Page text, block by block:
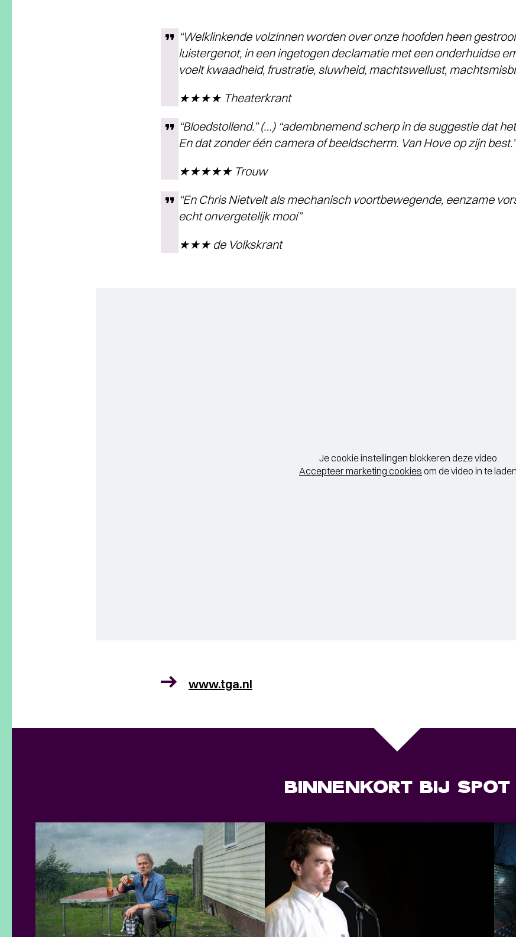
“Welklinkende volzinnen worden over onze hoofden heen
luistergenot, in een ingetogen declamatie met een onderhuidse
voelt kwaadheid, frustratie, sluwheid, machtswellust,
★★★★ Theaterkrant
“Bloedstollend.” (…) “adembnemend scherp in de suggestie dat
En dat zonder één camera of beeldscherm. Van Hove op zijn best.”
★★★★★ Trouw
“En Chris Nietvelt als mechanisch voortbewegende, eenzame
echt onvergetelijk mooi”
★★★ de Volkskrant
Je cookie instellingen blokkeren deze video.
Accepteer marketing cookies om de video in te
www.tga.nl
BINNENKORT BIJ SPOT